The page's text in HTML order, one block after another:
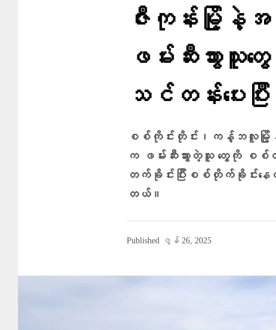
ဇီးကုန်းမြို့နဲ့
ဖမ်းဆီးသွား
သင်တန်း‌​ပေး
စစ်ကိုင်းတိုင်း၊ကန့်ဘလူမြို့နယ်
က ဖမ်းဆီးသွားတဲ့သူ တွေကို စ
တက်ခိုင်းပြီးစစ်တိုက်ခိုင်းန
တယ်။
Published ဇွန် 26, 2025